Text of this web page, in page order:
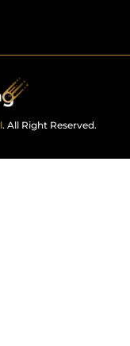
. All Right Reserved.